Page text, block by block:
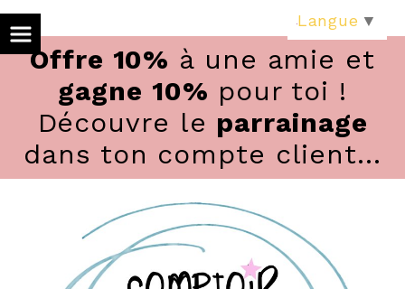
Offre 10% à une amie et
gagne 10% pour toi !
Découvre le parrainage
dans ton compte client...
Langue ▼